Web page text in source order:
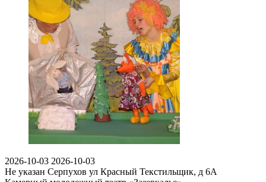
2026-10-03 2026-10-03
Не указан Серпухов ул Красный Текстильщик, д 6А